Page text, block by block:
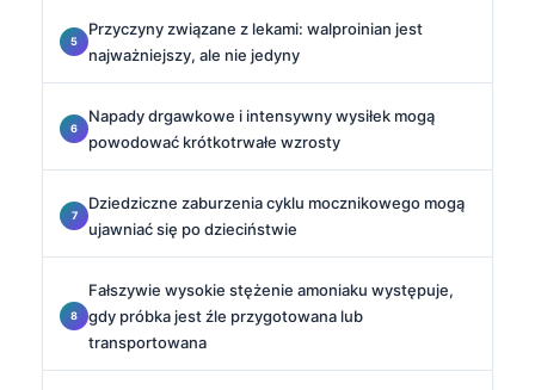
Przyczyny związane z lekami: walproinian jest
najważniejszy, ale nie jedyny
Napady drgawkowe i intensywny wysiłek mogą
powodować krótkotrwałe wzrosty
Dziedziczne zaburzenia cyklu mocznikowego mogą
ujawniać się po dzieciństwie
Fałszywie wysokie stężenie amoniaku występuje,
gdy próbka jest źle przygotowana lub
transportowana